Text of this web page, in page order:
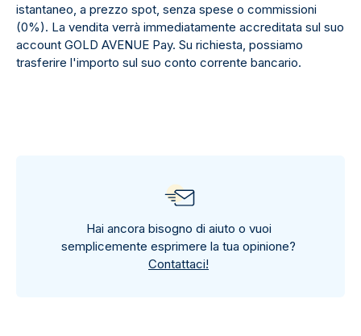
istantaneo, a prezzo spot, senza spese o commissioni
(0%). La vendita verrà immediatamente accreditata sul suo
account GOLD AVENUE Pay. Su richiesta, possiamo
trasferire l'importo sul suo conto corrente bancario.
Hai ancora bisogno di aiuto o vuoi
semplicemente esprimere la tua opinione?
Contattaci!